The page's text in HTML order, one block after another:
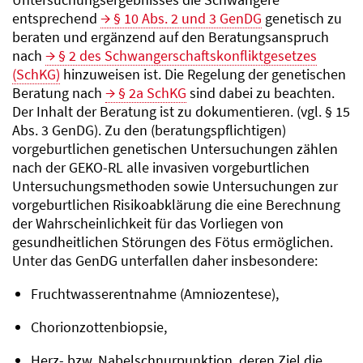
entsprechend
§ 10 Abs. 2 und 3 GenDG genetisch zu
beraten und ergänzend auf den Beratungsanspruch
nach
§ 2 des Schwangerschaftskonfliktgesetzes
(SchKG) hinzuweisen ist. Die Regelung der genetischen
Beratung nach
§ 2a SchKG sind dabei zu beachten.
Der Inhalt der Beratung ist zu dokumentieren. (vgl. § 15
Abs. 3 GenDG). Zu den (beratungspflichtigen)
vorgeburtlichen genetischen Untersuchungen zählen
nach der GEKO-RL alle invasiven vorgeburtlichen
Untersuchungsmethoden sowie Untersuchungen zur
vorgeburtlichen Risikoabklärung die eine Berechnung
der Wahrscheinlichkeit für das Vorliegen von
gesundheitlichen Störungen des Fötus ermöglichen.
Unter das GenDG unterfallen daher insbesondere:
Fruchtwasserentnahme (Amniozentese),
Chorionzottenbiopsie,